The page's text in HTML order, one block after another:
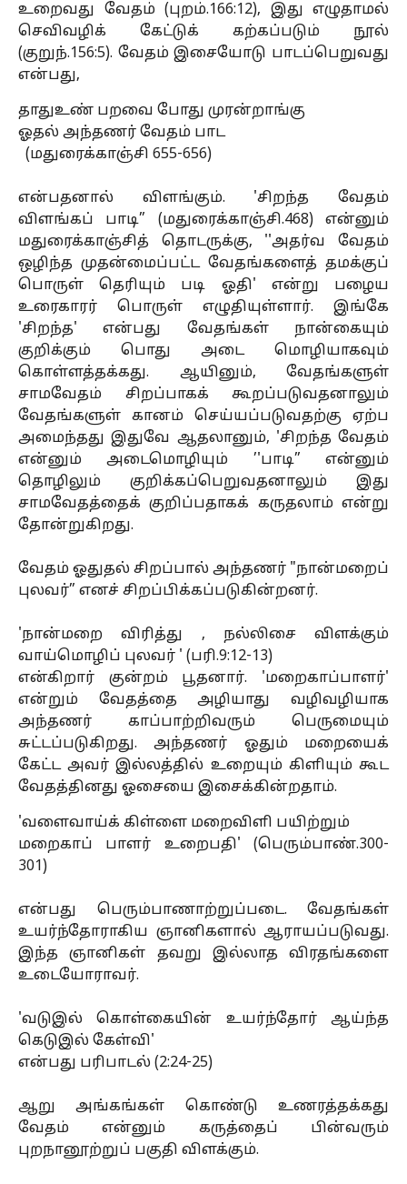
உறைவது வேதம் (புறம்.166:12), இது எழுதாமல்
செவிவழிக் கேட்டுக் கற்கப்படும் நூல்
(குறுந்.156:5). வேதம் இசையோடு பாடப்பெறுவது
என்பது,
தாதுஉண் பறவை போது முரன்றாங்கு
ஓதல் அந்தணர் வேதம் பாட
(மதுரைக்காஞ்சி 655-656)
என்பதனால் விளங்கும். 'சிறந்த வேதம்
விளங்கப் பாடி” (மதுரைக்காஞ்சி.468) என்னும்
மதுரைக்காஞ்சித் தொடருக்கு, ''அதர்வ வேதம்
ஒழிந்த முதன்மைப்பட்ட வேதங்களைத் தமக்குப்
பொருள் தெரியும் படி ஓதி' என்று பழைய
உரைகாரர் பொருள் எழுதியுள்ளார். இங்கே
'சிறந்த' என்பது வேதங்கள் நான்கையும்
குறிக்கும் பொது அடை மொழியாகவும்
கொள்ளத்தக்கது. ஆயினும், வேதங்களுள்
சாமவேதம் சிறப்பாகக் கூறப்படுவதனாலும்
வேதங்களுள் கானம் செய்யப்படுவதற்கு ஏற்ப
அமைந்தது இதுவே ஆதலானும், 'சிறந்த வேதம்
என்னும் அடைமொழியும் ’'பாடி” என்னும்
தொழிலும் குறிக்கப்பெறுவதனாலும் இது
சாமவேதத்தைக் குறிப்பதாகக் கருதலாம் என்று
தோன்றுகிறது.
வேதம் ஓதுதல் சிறப்பால் அந்தணர் "நான்மறைப்
புலவர்” எனச் சிறப்பிக்கப்படுகின்றனர்.
'நான்மறை விரித்து , நல்லிசை விளக்கும்
வாய்மொழிப் புலவர் ' (பரி.9:12-13)
என்கிறார் குன்றம் பூதனார். 'மறைகாப்பாளர்'
என்றும் வேதத்தை அழியாது வழிவழியாக
அந்தணர் காப்பாற்றிவரும் பெருமையும்
சுட்டப்படுகிறது. அந்தணர் ஓதும் மறையைக்
கேட்ட அவர் இல்லத்தில் உறையும் கிளியும் கூட
வேதத்தினது ஓசையை இசைக்கின்றதாம்.
'வளைவாய்க் கிள்ளை மறைவிளி பயிற்றும்
மறைகாப் பாளர் உறைபதி' (பெரும்பாண்.300-
301)
என்பது பெரும்பாணாற்றுப்படை. வேதங்கள்
உயர்ந்தோராகிய ஞானிகளால் ஆராயப்படுவது.
இந்த ஞானிகள் தவறு இல்லாத விரதங்களை
உடையோராவர்.
'வடுஇல் கொள்கையின் உயர்ந்தோர் ஆய்ந்த
கெடுஇல் கேள்வி'
என்பது பரிபாடல் (2:24-25)
ஆறு அங்கங்கள் கொண்டு உணரத்தக்கது
வேதம் என்னும் கருத்தைப் பின்வரும்
புறநானூற்றுப் பகுதி விளக்கும்.